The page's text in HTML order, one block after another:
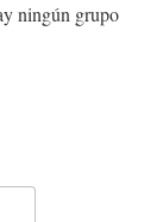
ningún grupo